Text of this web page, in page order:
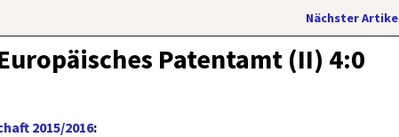
Nächster
Patentamt (II) 4:0
2015/2016: